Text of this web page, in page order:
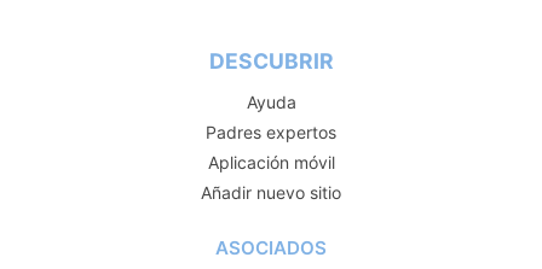
DESCUBRIR
Ayuda
Padres expertos
Aplicación móvil
Añadir nuevo sitio
ASOCIADOS